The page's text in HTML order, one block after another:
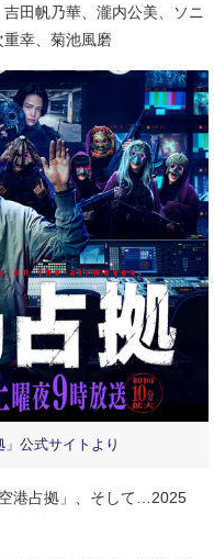
田帆乃華、瀧内公美、ソニ
幸、菊池風磨
」公式サイトより
港占拠」、そして…2025